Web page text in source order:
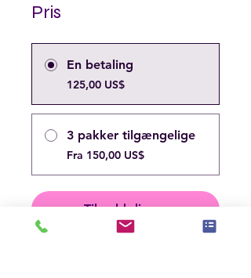
Pris
En betaling
125,00 US$
3 pakker tilgængelige
Fra 150,00 US$
Tilmeld dig nu